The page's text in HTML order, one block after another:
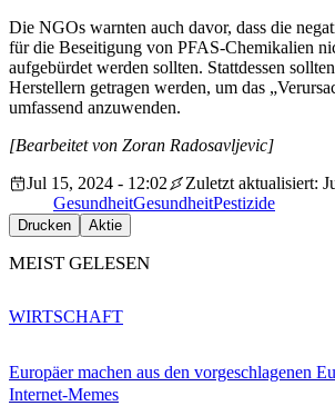
Die NGOs warnten auch davor, dass die
für die Beseitigung von PFAS-Chemikalien
aufgebürdet werden sollten. Stattdessen
Herstellern getragen werden, um das
umfassend anzuwenden.
[Bearbeitet von Zoran Radosavljevic]
Jul 15, 2024 - 12:02
Zuletzt aktualisiert:
GesundheitGesundheitPestizide
Drucken Aktie
MEIST GELESEN
Europäer machen aus den vorgeschlagenen
Internet-Memes
WIRTSCHAFT